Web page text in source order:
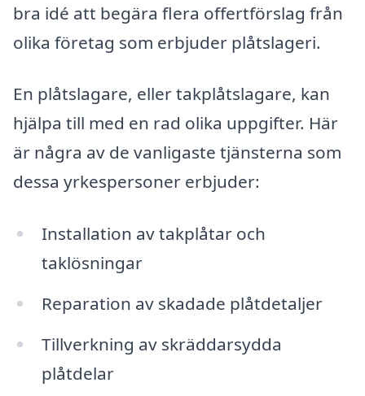
bra idé att begära flera offertförslag från
olika företag som erbjuder plåtslageri.
En plåtslagare, eller takplåtslagare, kan
hjälpa till med en rad olika uppgifter. Här
är några av de vanligaste tjänsterna som
dessa yrkespersoner erbjuder:
Installation av takplåtar och
taklösningar
Reparation av skadade plåtdetaljer
Tillverkning av skräddarsydda
plåtdelar